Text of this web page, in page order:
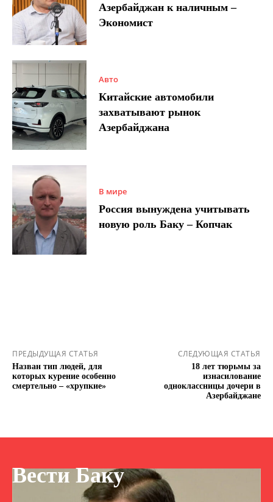
Азербайджан к наличным –
Экономист
Авто
Китайские автомобили
захватывают рынок
Азербайджана
В мире
Россия вынуждена учитывать
новую роль Баку – Копчак
ПРЕДЫДУЩАЯ СТАТЬЯ
Назван тип людей, для
которых курение особенно
смертельно – «хрупкие»
СЛЕДУЮЩАЯ СТАТЬЯ
18 лет тюрьмы за
изнасилование
одноклассницы дочери в
Азербайджане
Вести Баку